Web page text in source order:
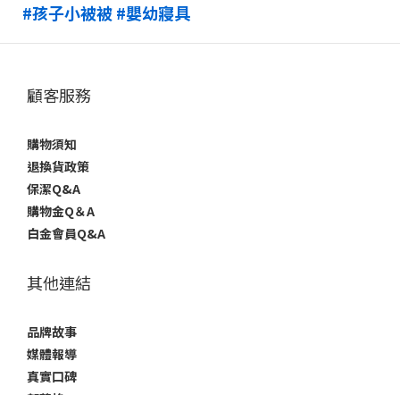
#孩子小被被#嬰幼寢具
顧客服務
購物須知
退換貨政策
保潔Q&A
購物金Q＆A
白金會員Q&A
其他連結
品牌故事
媒體報導
真實口碑